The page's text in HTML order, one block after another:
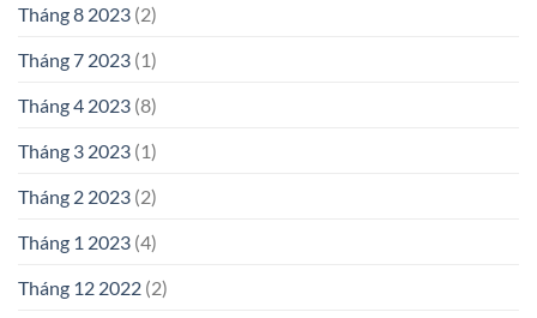
Tháng 8 2023 (2)
Tháng 7 2023 (1)
Tháng 4 2023 (8)
Tháng 3 2023 (1)
Tháng 2 2023 (2)
Tháng 1 2023 (4)
Tháng 12 2022 (2)